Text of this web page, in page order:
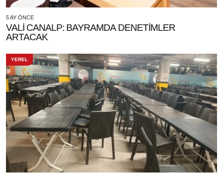
5 AY ÖNCE
VALİ CANALP: BAYRAMDA DENETİMLER
ARTACAK
YEREL